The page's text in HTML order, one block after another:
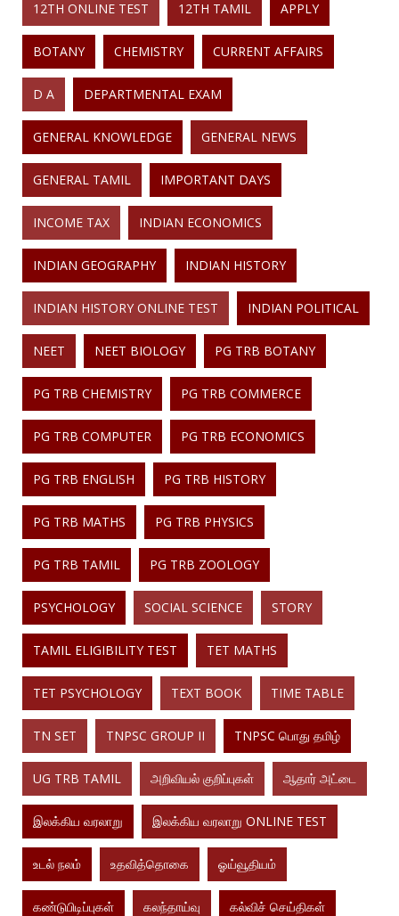
12TH ONLINE TEST 12TH TAMIL APPLY
BOTANY CHEMISTRY CURRENT AFFAIRS
D A DEPARTMENTAL EXAM
GENERAL KNOWLEDGE GENERAL NEWS
GENERAL TAMIL IMPORTANT DAYS
INCOME TAX INDIAN ECONOMICS
INDIAN GEOGRAPHY INDIAN HISTORY
INDIAN HISTORY ONLINE TEST INDIAN POLITICAL
NEET NEET BIOLOGY PG TRB BOTANY
PG TRB CHEMISTRY PG TRB COMMERCE
PG TRB COMPUTER PG TRB ECONOMICS
PG TRB ENGLISH PG TRB HISTORY
PG TRB MATHS PG TRB PHYSICS
PG TRB TAMIL PG TRB ZOOLOGY
PSYCHOLOGY SOCIAL SCIENCE STORY
TAMIL ELIGIBILITY TEST TET MATHS
TET PSYCHOLOGY TEXT BOOK TIME TABLE
TN SET TNPSC GROUP II TNPSC பொது தமிழ்
UG TRB TAMIL அறிவியல் குறிப்புகள் ஆதார் அட்டை
இலக்கிய வரலாறு இலக்கிய வரலாறு ONLINE TEST
உடல் நலம் உதவித்தொகை ஓய்வூதியம்
கண்டுபிடிப்புகள் கலந்தாய்வு கல்விச் செய்திகள்